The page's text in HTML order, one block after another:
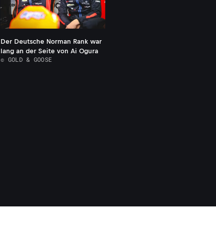
Der Deutsche Norman Rank war
lang an der Seite von Ai Ogura
© GOLD & GOOSE